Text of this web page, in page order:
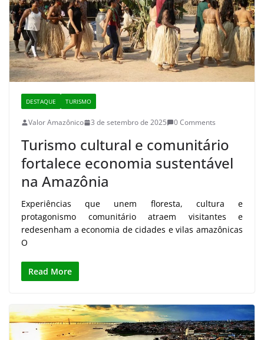
DESTAQUE TURISMO
Valor Amazônico 3 de setembro de 2025 0 Comments
Turismo cultural e comunitário
fortalece economia sustentável
na Amazônia
Experiências que unem floresta, cultura e
protagonismo comunitário atraem visitantes e
redesenham a economia de cidades e vilas amazônicas
O
Read More